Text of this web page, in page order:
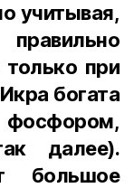
учитывая,
при
богата
далее).
большое